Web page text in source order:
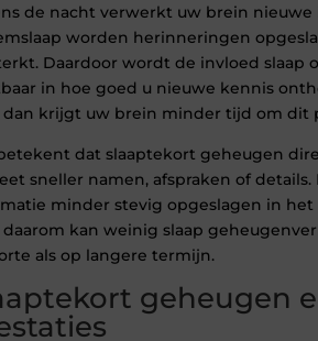
de nacht verwerkt uw brein nieuwe
worden herinneringen
Daardoor wordt de invloed slaap
in hoe goed u nieuwe kennis
krijgt uw brein minder tijd om dit
dat slaaptekort geheugen
sneller namen, afspraken of details.
minder stevig opgeslagen in
daarom kan weinig slaap
als op langere termijn.
geheugen